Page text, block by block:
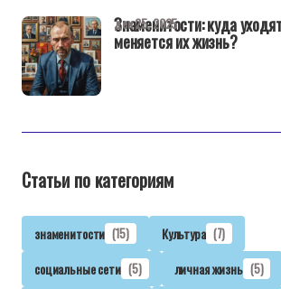
Знаменитости: куда
меняется их жизнь?
дек 25, 2025
Статьи по категориям
знаменитости (15) Культура (7)
социальные сети (5) личная жизнь (5)